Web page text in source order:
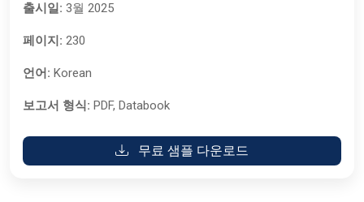
출시일: 3월 2025
페이지: 230
언어: Korean
보고서 형식: PDF, Databook
무료 샘플 다운로드